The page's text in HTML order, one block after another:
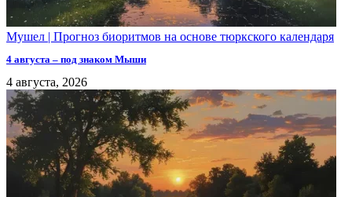
Мушел | Прогноз биоритмов на основе тюркского календаря
4 августа – под знаком Мыши
4 августа, 2026